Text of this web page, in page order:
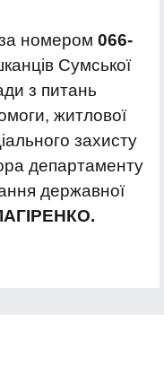
номером 066-
Сумської
з питань
житлової
захисту
департаменту
державної